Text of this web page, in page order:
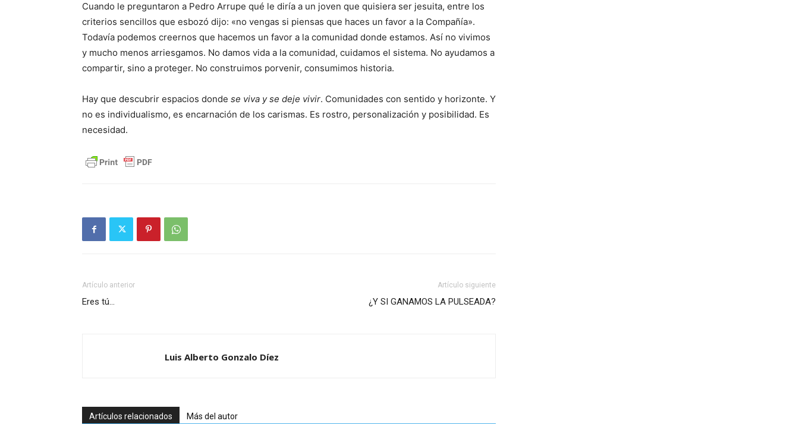
Cuando le preguntaron a Pedro Arrupe qué le diría a un joven que quisiera ser jesuita, entre los
criterios sencillos que esbozó dijo: «no vengas si piensas que haces un favor a la Compañía».
Todavía podemos creernos que hacemos un favor a la comunidad donde estamos. Así no vivimos
y mucho menos arriesgamos. No damos vida a la comunidad, cuidamos el sistema. No ayudamos a
compartir, sino a proteger. No construimos porvenir, consumimos historia.
Hay que descubrir espacios donde se viva y se deje vivir. Comunidades con sentido y horizonte. Y
no es individualismo, es encarnación de los carismas. Es rostro, personalización y posibilidad. Es
necesidad.
Artículo anterior
Eres tú…
Artículo siguiente
¿Y SI GANAMOS LA PULSEADA?
Luis Alberto Gonzalo Díez
Artículos relacionados Más del autor